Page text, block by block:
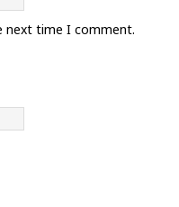
next time I comment.